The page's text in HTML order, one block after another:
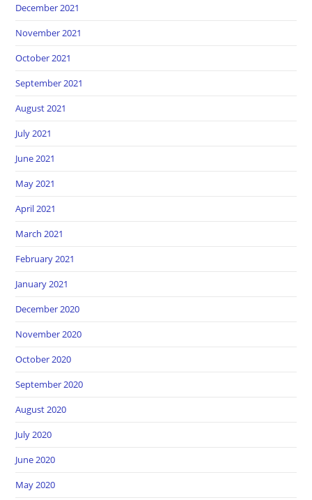
December 2021
November 2021
October 2021
September 2021
August 2021
July 2021
June 2021
May 2021
April 2021
March 2021
February 2021
January 2021
December 2020
November 2020
October 2020
September 2020
August 2020
July 2020
June 2020
May 2020